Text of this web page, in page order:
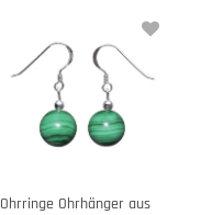
Ohrringe Ohrhänger aus